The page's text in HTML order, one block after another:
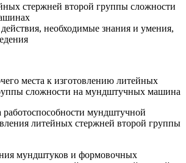
стержней второй группы сложности
необходимые знания и умения,
места к изготовлению литейных
сложности на мундштучных машина
мундштучной
литейных стержней второй группы
мундштуков и формовочных